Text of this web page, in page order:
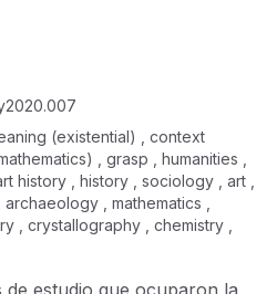
(existential) , context
, grasp , humanities ,
history , history , sociology , art ,
, mathematics ,
, crystallography , chemistry ,
de estudio que ocuparon la